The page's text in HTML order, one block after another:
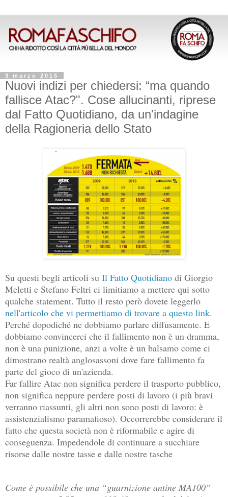
3 marzo 2015
Nuovi indizi per chiedersi: “ma quando
fallisce Atac?". Cose allucinanti, riprese
dal Fatto Quotidiano, da un'indagine
della Ragioneria dello Stato
Su questi begli articoli su Il Fatto Quotidiano di Giorgio
Meletti e Stefano Feltri ci limitiamo a mettere qui sotto
qualche statement. Tutto il resto però dovete leggerlo
nell'articolo che vi permettiamo di trovare a questo link.
Perché dopodiché ne dobbiamo parlare diffusamente. E
dobbiamo convincerci che il fallimento non è un dramma,
non è una punizione, anzi a volte è un balsamo come ci
dimostrano realtà anglosassoni dove fare fallimento fa
parte del gioco di un'azienda.
Far fallire Atac non significa perdere il trasporto pubblico,
non significa neppure perdere posti di lavoro (i più bravi
verranno riassunti, gli altri non sono posti di lavoro: è
assistenzialismo paramafioso). Occorrerebbe considerare il
fatto che questa società non è riformabile e agire di
conseguenza. Impedendole di continuare a succhiare
risorse dalle nostre tasse e dalle nostre tasche
Come è possibile che una “guarnizione antine MA100”